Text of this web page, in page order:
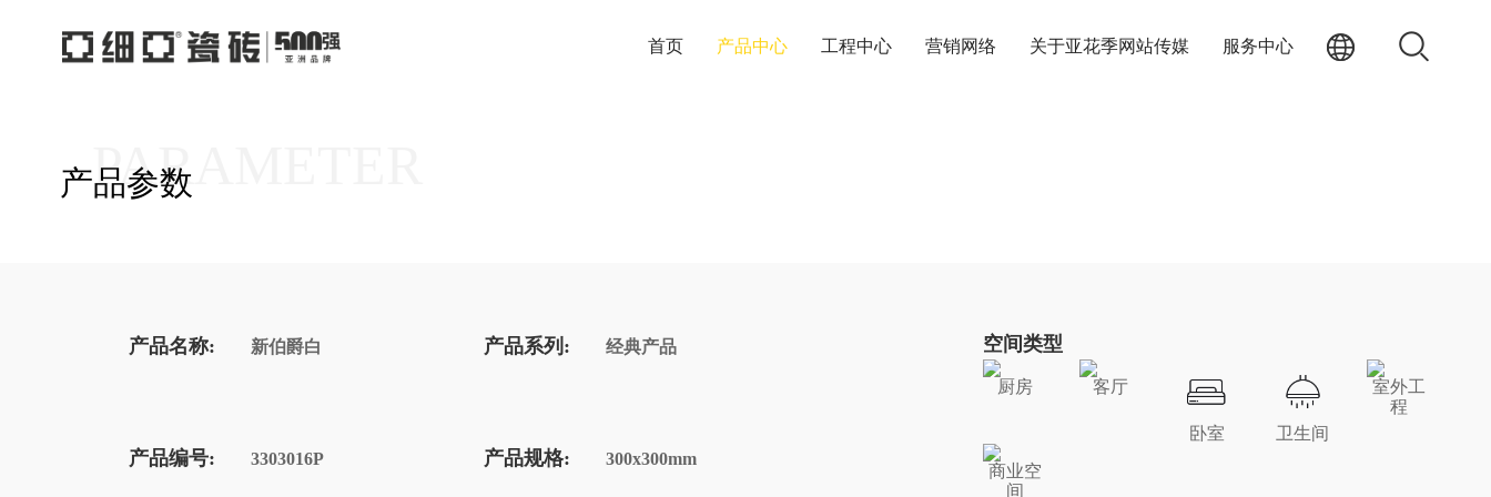
首页 产品中心 工程中心 营销网络 关于亚花季网站传媒 服务中心
产品参数
PARAMETER
产品名称: 新伯爵白 产品系列: 经典产品
产品编号: 3303016P 产品规格: 300x300mm
空间类型
厨房 客厅
卧室 卫生间
室外工
程
商业空
间